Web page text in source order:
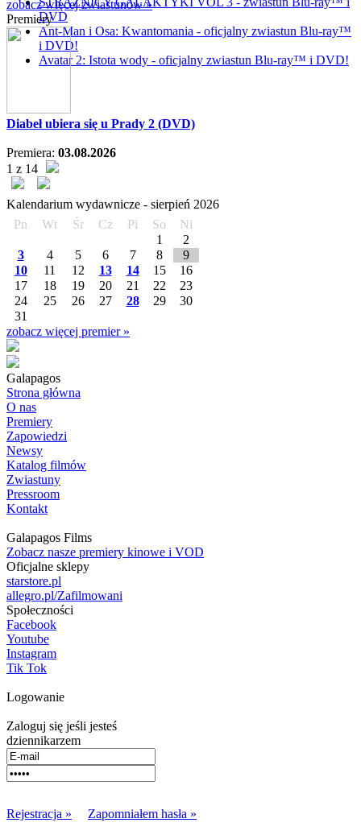
DVD
Ant-Man i Osa: Kwantomania - oficjalny zwiastun Blu-ray™
i DVD!
Avatar 2: Istota wody - oficjalny zwiastun Blu-ray™ i DVD!
zobacz więcej zwiastunów »
Premiery
Diabeł ubiera się u Prady 2 (DVD)
Premiera: 03.08.2026
1 z 14
Kalendarium wydawnicze - sierpień 2026
Pn
Wt Śr Cz Pi So
Ni
1
2
3
4 5 6 7 8
9
10
11 12 13 14 15
16
17
18 19 20 21 22
23
24
25 26 27 28 29
30
31
zobacz więcej premier »
Galapagos
Strona główna
O nas
Premiery
Zapowiedzi
Newsy
Katalog filmów
Zwiastuny
Pressroom
Kontakt
Galapagos Films
Zobacz nasze premiery kinowe i VOD
Oficjalne sklepy
starstore.pl
allegro.pl/Zafilmowani
Społeczności
Facebook
Youtube
Instagram
Tik Tok
Logowanie
Zaloguj się jeśli jesteś
dziennikarzem
Rejestracja »
Zapomniałem hasła »